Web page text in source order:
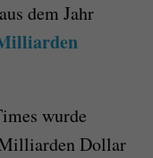
dem Jahr
wurde
Milliarden Dollar